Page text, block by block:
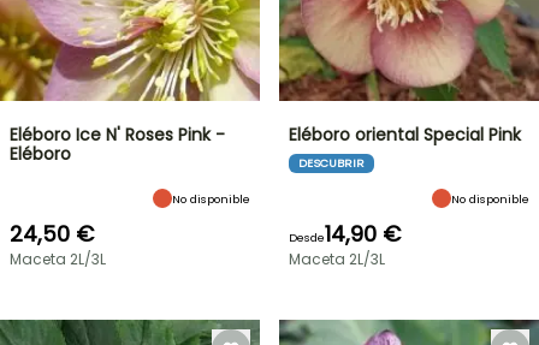
Eléboro Ice N' Roses Pink -
Eléboro
No disponible
24,50 €
Maceta 2L/3L
Eléboro oriental Special Pink
DESCUBRIR
No disponible
Desde14,90 €
Maceta 2L/3L